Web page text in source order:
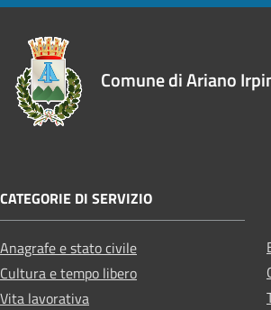
Comune di Ariano
CATEGORIE DI SERVIZIO
Anagrafe e stato civile
Cultura e tempo libero
Vita lavorativa